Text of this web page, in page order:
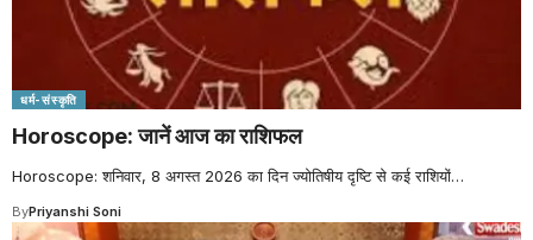
धर्म-संस्कृति
Horoscope: जानें आज का राशिफल
Horoscope: शनिवार, 8 अगस्त 2026 का दिन ज्योतिषीय दृष्टि से कई राशियों…
ByPriyanshi Soni